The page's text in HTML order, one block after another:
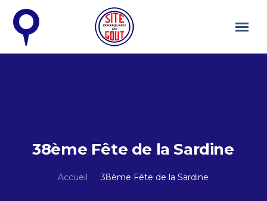
38ème Fête de la Sardine
Accueil 38ème Fête de la Sardine